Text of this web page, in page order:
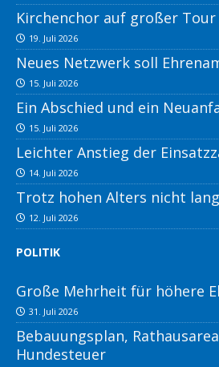
Kirchenchor auf großer Tour
19. Juli 2026
Neues Netzwerk soll
15. Juli 2026
Ein Abschied und ein
15. Juli 2026
Leichter Anstieg der
14. Juli 2026
Trotz hohen Alters nicht
12. Juli 2026
POLITIK
Große Mehrheit für höhere
31. Juli 2026
Bebauungsplan,
Hundesteuer